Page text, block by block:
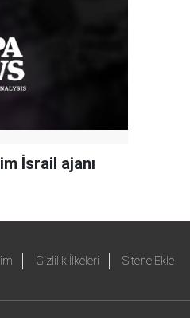
İsrail ajanı
Gizlilik İlkeleri Sitene Ekle